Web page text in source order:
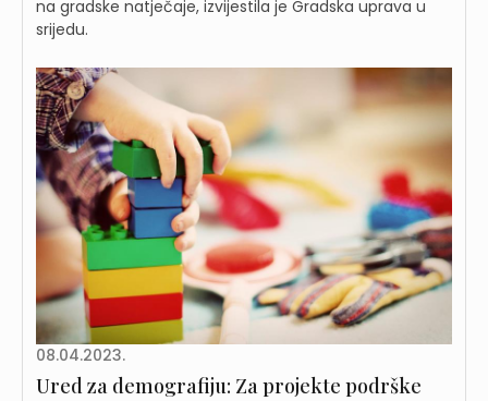
na gradske natječaje, izvijestila je Gradska uprava u
srijedu.
08.04.2023.
Ured za demografiju: Za projekte podrške